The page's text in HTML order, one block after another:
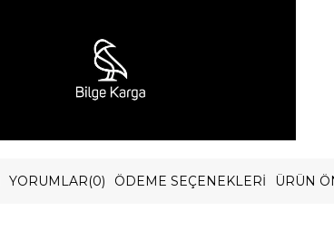
YORUMLAR(0) ÖDEME SEÇENEKLERI ÜRÜN